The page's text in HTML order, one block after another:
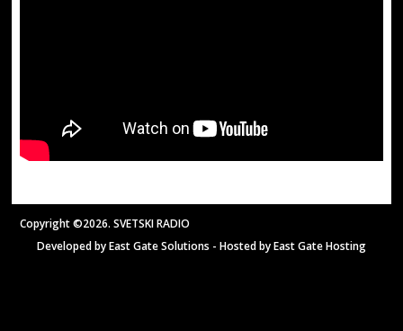
Copyright ©2026. SVETSKI RADIO
Developed byEast Gate Solutions - Hosted byEast Gate Hosting